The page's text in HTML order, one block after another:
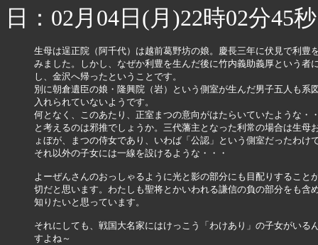
日：02月04日(月)22時02分45秒
生母は逞正院（阿千代）は越前葛野坊の娘。慶長三年に伏見で利豊
みました。しかし、なぜか利豊を生んだ後に竹内義助義厚という者
し、金沢へ帰ったということです。
別に朝倉遺臣の娘・隆興院（岩）という側室が生んだ男子五人も系
入れられていないようです。
何となく、このあたり、正室まつの意向がはたらいていたような・
と考えるのは邪推でしょうか。三代藩主となった利常の場合は生母
ょぼが、まつの侍女であり、いわば「公認」という側室だったわけ
それ以外の子女には一線を設けるような・・・
よーぜんさんのおっしゃるように光と影の部分にも目配りすること
切だと思います。わたしも聖将とかいわれる謙信の負の部分をも含
知りたいと思っています。
それにしても、戦国大名家にはけっこう「わけあり」の子女がいる